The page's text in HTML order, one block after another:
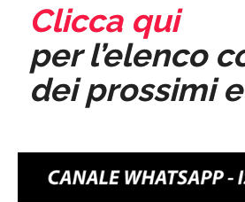
Clicca qui
per l’elenco
dei prossimi